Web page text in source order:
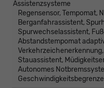
Assistenzsysteme
Regensensor, Tempomat,
Berganfahrassistent,
Spurwechselassistent,
Abstandstempomat
Stauassistent,
Autonomes